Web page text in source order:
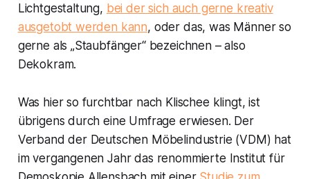
Lichtgestaltung, bei der sich auch gerne kreativ
ausgetobt werden kann, oder das, was Männer so
gerne als „Staubfänger“ bezeichnen – also
Dekokram.
Was hier so furchtbar nach Klischee klingt, ist
übrigens durch eine Umfrage erwiesen. Der
Verband der Deutschen Möbelindustrie (VDM) hat
im vergangenen Jahr das renommierte Institut für